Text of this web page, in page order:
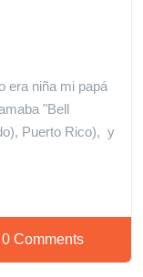
era niña mi papá
"Bell
Puerto Rico), y
0 Comments